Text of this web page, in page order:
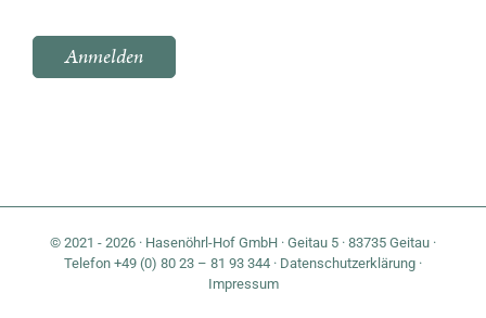
Bitte lasse dieses Feld leer.
© 2021 - 2026 · Hasenöhrl-Hof GmbH · Geitau 5 · 83735 Geitau ·
Telefon +49 (0) 80 23 – 81 93 344 · Datenschutzerklärung ·
Impressum